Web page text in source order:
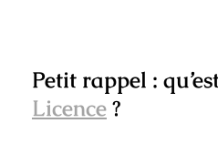
Petit rappel :
Licence?